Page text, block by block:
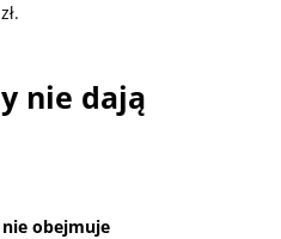
nie dają
nie obejmuje